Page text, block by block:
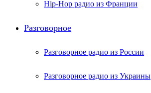
Hip-Hop радио из Франции
Разговорное
Разговорное радио из России
Разговорное радио из Украины